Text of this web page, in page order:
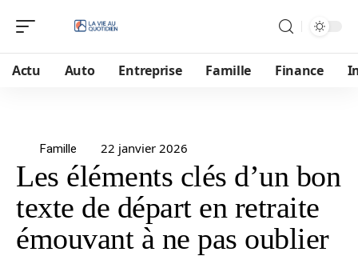
Actu Auto Entreprise Famille Finance
Famille 22 janvier 2026
Les éléments clés d’un bon
texte de départ en retraite
émouvant à ne pas oublier